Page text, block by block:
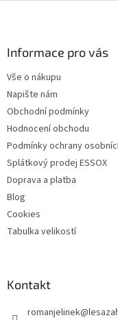
Informace pro vás
Vše o nákupu
Napište nám
Obchodní podmínky
Hodnocení obchodu
Podmínky ochrany
Splátkový prodej ESSOX
Doprava a platba
Blog
Cookies
Tabulka velikostí
Kontakt
romanjelinek@